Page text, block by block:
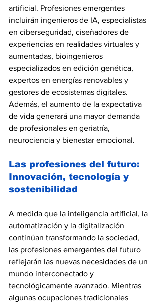
artificial. Profesiones emergentes
incluirán ingenieros de IA, especialistas
en ciberseguridad, diseñadores de
experiencias en realidades virtuales y
aumentadas, bioingenieros
especializados en edición genética,
expertos en energías renovables y
gestores de ecosistemas digitales.
Además, el aumento de la expectativa
de vida generará una mayor demanda
de profesionales en geriatría,
neurociencia y bienestar emocional.
Las profesiones del futuro:
Innovación, tecnología y
sostenibilidad
A medida que la inteligencia artificial, la
automatización y la digitalización
continúan transformando la sociedad,
las profesiones emergentes del futuro
reflejarán las nuevas necesidades de un
mundo interconectado y
tecnológicamente avanzado. Mientras
algunas ocupaciones tradicionales